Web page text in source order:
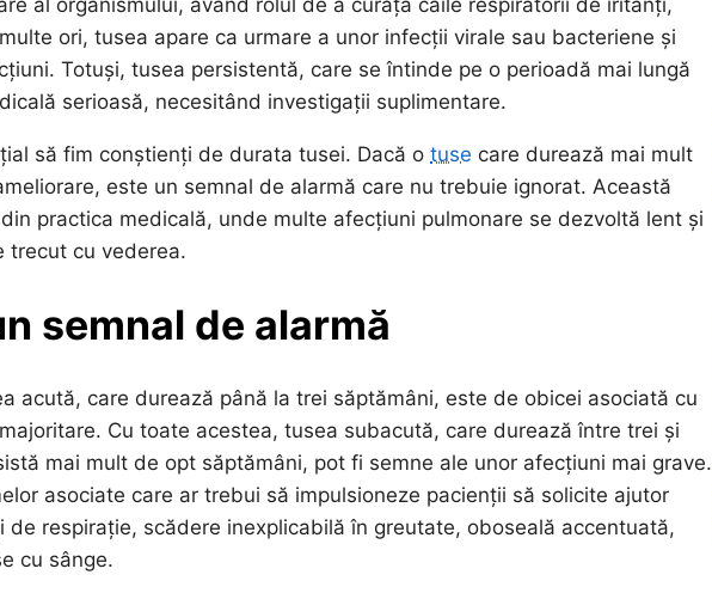
ori, tusea apare ca urmare a unor infecții virale sau bacteriene și
Totuși, tusea persistentă, care se întinde pe o perioadă mai lungă
serioasă, necesitând investigații suplimentare.
să fim conștienți de durata tusei. Dacă o tuse care durează mai mult
este un semnal de alarmă care nu trebuie ignorat. Această
practica medicală, unde multe afecțiuni pulmonare se dezvoltă lent și
trecut cu vederea.
semnal de alarmă
acută, care durează până la trei săptămâni, este de obicei asociată cu
Cu toate acestea, tusea subacută, care durează între trei și
mai mult de opt săptămâni, pot fi semne ale unor afecțiuni mai grave.
asociate care ar trebui să impulsioneze pacienții să solicite ajutor
respirație, scădere inexplicabilă în greutate, oboseală accentuată,
cu sânge.